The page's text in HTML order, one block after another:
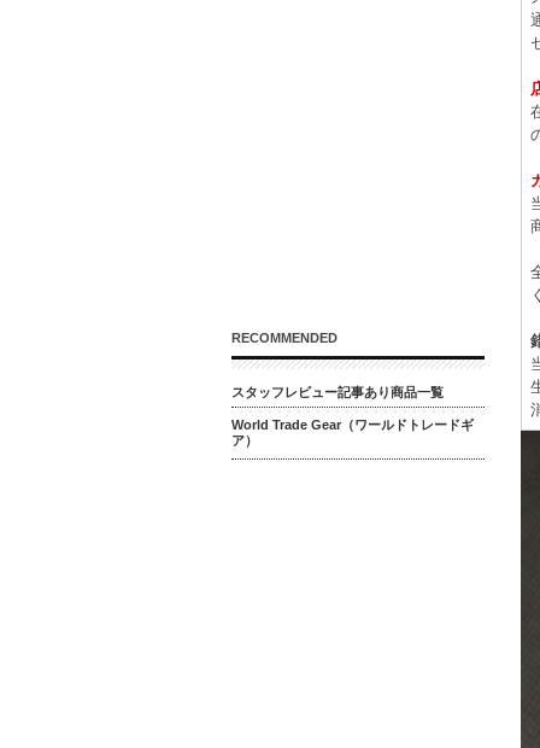
RECOMMENDED
スタッフレビュー記事あり商品一覧
World Trade Gear（ワールドトレードギ
ア）